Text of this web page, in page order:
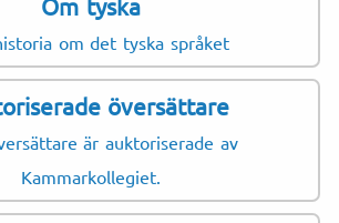
om det tyska språket
översättare
är auktoriserade av
Kammarkollegiet.